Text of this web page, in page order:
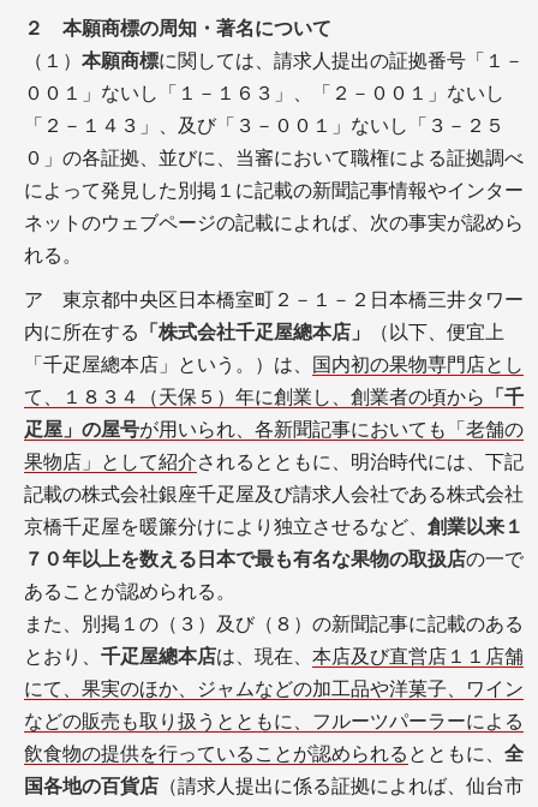
２ 本願商標の周知・著名について
（１） 本願商標に関しては、請求人提出の証拠番号「１－
００１」ないし「１－１６３」、「２－００１」ないし
「２－１４３」、及び「３－００１」ないし「３－２５
０」の各証拠、並びに、当審において職権による証拠調べ
によって発見した別掲１に記載の新聞記事情報やインター
ネットのウェブページの記載によれば、次の事実が認めら
れる。
ア 東京都中央区日本橋室町２－１－２日本橋三井タワー
内に所在する
「株式会社千疋屋總本店」
（以下、便宜上
「千疋屋總本店」という。）は、
国内初の果物専門店とし
て、１８３４（天保５）年に創業し、創業者の頃から
「千
疋屋」の屋号が用いられ、各新聞記事においても「老舗の
果物店」として紹介されるとともに、明治時代には、下記
記載の株式会社銀座千疋屋及び請求人会社である株式会社
京橋千疋屋を暖簾分けにより独立させるなど、 創業以来１
７０年以上を数える日本で最も有名な果物の取扱店の一で
あることが認められる。
また、別掲１の（３）及び（８）の新聞記事に記載のある
とおり、 千疋屋總本店は、現在、 本店及び直営店１１店舗
にて、果実のほか、ジャムなどの加工品や洋菓子、ワイン
などの販売も取り扱うとともに、フルーツパーラーによる
飲食物の提供を行っていることが認められる とともに、 全
国各地の百貨店 （請求人提出に係る証拠によれば、仙台市